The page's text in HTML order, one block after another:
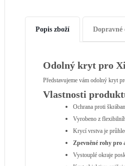
Popis zboží Dopravné
Odolný kryt pro
Představujeme vám odolný kryt
Vlastnosti
Ochrana proti
Vyrobeno z
Krycí vrstva je
Zpevněné rohy pro
Vystouplé okraje